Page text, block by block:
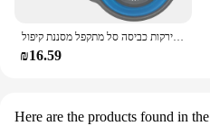
₪16.59
Here are the products found in the